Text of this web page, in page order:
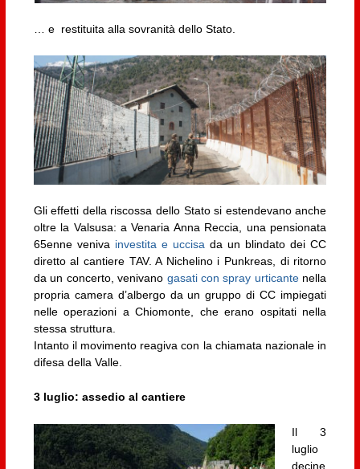
… e restituita alla sovranità dello Stato.
Gli effetti della riscossa dello Stato si estendevano anche
oltre la Valsusa: a Venaria Anna Reccia, una pensionata
65enne veniva investita e uccisa da un blindato dei CC
diretto al cantiere TAV. A Nichelino i Punkreas, di ritorno
da un concerto, venivano gasati con spray urticantenella
propria camera d’albergo da un gruppo di CC impiegati
nelle operazioni a Chiomonte, che erano ospitati nella
stessa struttura.
Intanto il movimento reagiva con la chiamata nazionale in
difesa della Valle.
3 luglio: assedio al cantiere
Il 3
luglio
decine